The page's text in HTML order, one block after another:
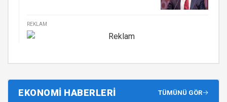
REKLAM
EKONOMİ HABERLERİ TÜMÜNÜ GÖR